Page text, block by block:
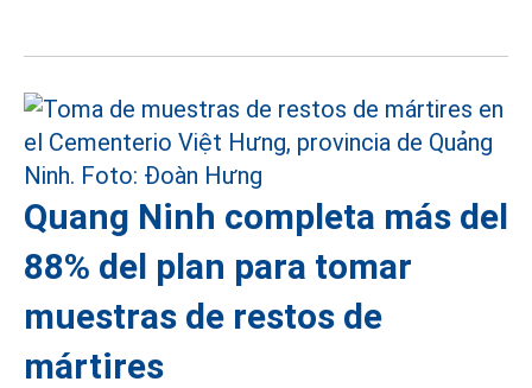
Quang Ninh completa más del
88% del plan para tomar
muestras de restos de
mártires